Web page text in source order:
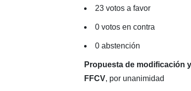
23 votos a favor
0 votos en contra
0 abstención
Propuesta de modificación
FFCV, por unanimidad